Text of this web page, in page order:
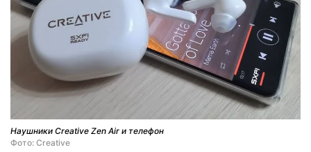
Наушники Creative Zen Air и телефон
Фото: Creative